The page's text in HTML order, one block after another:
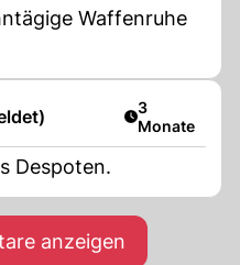
Waffenruhe
Artikel
3
Monate
Despoten.
anzeigen